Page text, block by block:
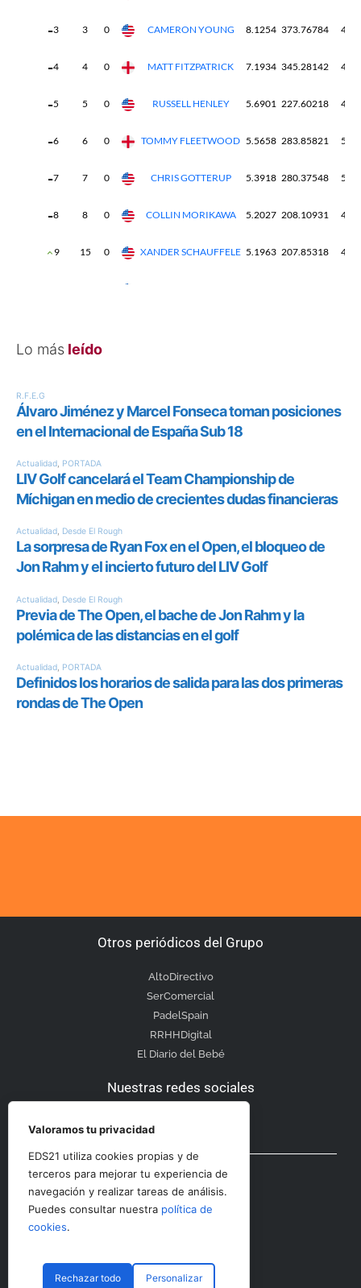
Lo más leído
Otros periódicos del Grupo
AltoDirectivo
SerComercial
PadelSpain
RRHHDigital
El Diario del Bebé
Nuestras redes sociales
Otras secciones
Contacto
Valoramos tu privacidad
EDS21 utiliza cookies propias y de
terceros para mejorar tu experiencia de
navegación y realizar tareas de análisis.
Puedes consultar nuestra política de
cookies.
Rechazar todo Personalizar